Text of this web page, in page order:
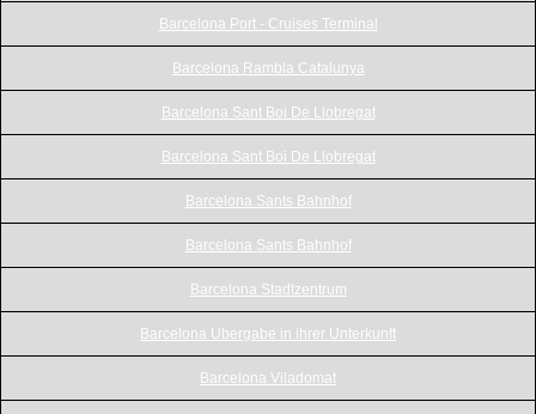
Barcelona Port - Cruises Terminal
Barcelona Rambla Catalunya
Barcelona Sant Boi De Llobregat
Barcelona Sant Boi De Llobregat
Barcelona Sants Bahnhof
Barcelona Sants Bahnhof
Barcelona Stadtzentrum
Barcelona Ubergabe in ihrer Unterkunft
Barcelona Viladomat